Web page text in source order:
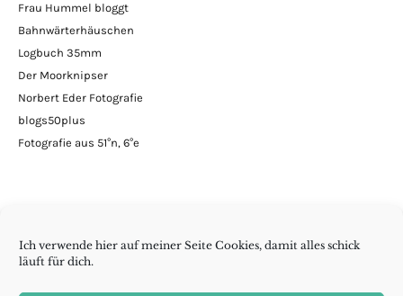
Ich verwende hier auf meiner Seite Cookies, damit alles schick
läuft für dich.
Frau Hummel bloggt
Bahnwärterhäuschen
Logbuch 35mm
Der Moorknipser
Norbert Eder Fotografie
blogs50plus
Fotografie aus 51°n, 6°e